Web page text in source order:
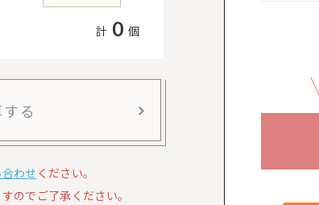
計 0 個
る
わせ ください。
のでご了承ください。